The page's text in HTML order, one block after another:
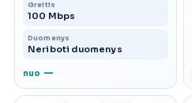
Greitis
100 Mbps
Duomenys
Neriboti duomenys
nuo —